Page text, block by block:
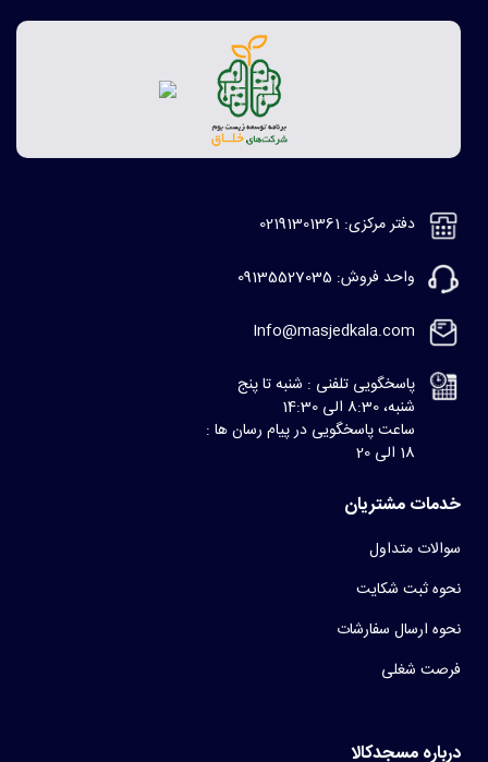
دفتر مرکزی: 02191301361
واحد فروش: 09135527035
Info@masjedkala.com
پاسخگویی تلفنی : شنبه تا پنج
شنبه، 8:30 الی 14:30
ساعت پاسخگویی در پیام رسان ها :
18 الی 20
خدمات مشتریان
سوالات متداول
نحوه ثبت شکایت
نحوه ارسال سفارشات
فرصت شغلی
درباره مسجدکالا